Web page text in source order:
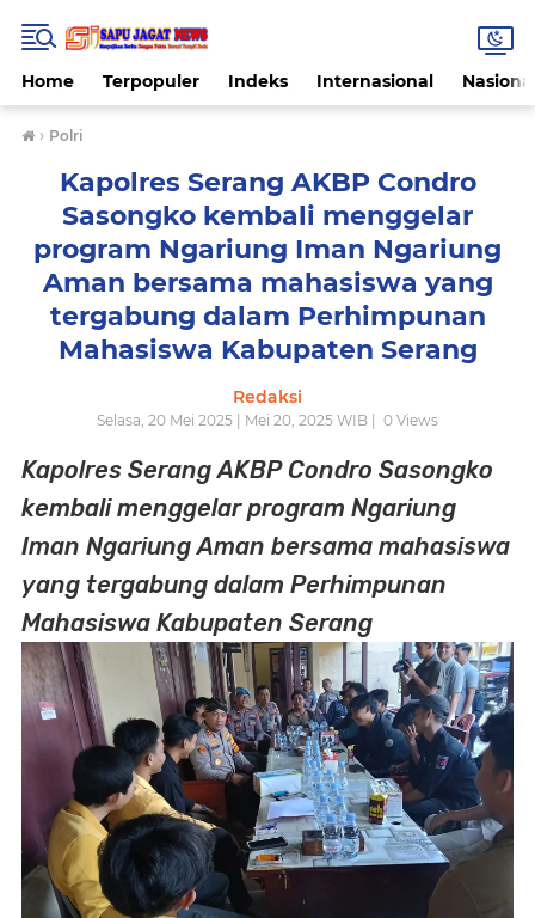
Home Terpopuler Indeks Internasional
› Polri
Kapolres Serang AKBP Condro
Sasongko kembali menggelar
program Ngariung Iman Ngariung
Aman bersama mahasiswa yang
tergabung dalam Perhimpunan
Mahasiswa Kabupaten Serang
Redaksi
Selasa, 20 Mei 2025 | Mei 20, 2025 WIB | 0 Views
Kapolres Serang AKBP Condro Sasongko
kembali menggelar program Ngariung
Iman Ngariung Aman bersama mahasiswa
yang tergabung dalam Perhimpunan
Mahasiswa Kabupaten Serang